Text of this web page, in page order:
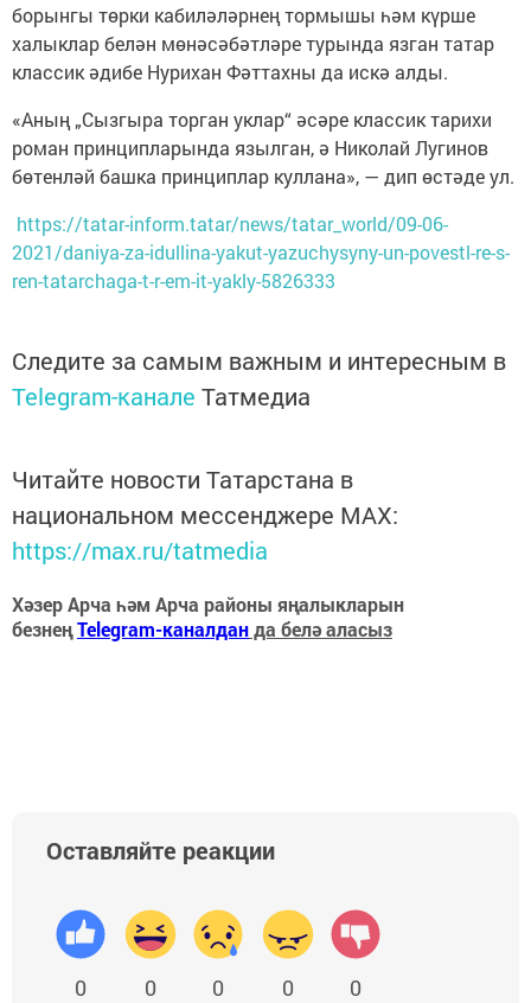
борынгы төрки кабиләләрнең тормышы һәм күрше
халыклар белән мөнәсәбәтләре турында язган татар
классик әдибе Нурихан Фәттахны да искә алды.
«Аның „Сызгыра торган уклар“ әсәре классик тарихи
роман принципларында язылган, ә Николай Лугинов
бөтенләй башка принциплар куллана», — дип өстәде ул.
https://tatar-inform.tatar/news/tatar_world/09-06-
2021/daniya-za-idullina-yakut-yazuchysyny-un-povestl-re-s-
ren-tatarchaga-t-r-em-it-yakly-5826333
Следите за самым важным и интересным в
Telegram-канале Татмедиа
Читайте новости Татарстана в
национальном мессенджере MАХ:
https://max.ru/tatmedia
Хәзер Арча һәм Арча районы яңалыкларын
безнеңTelegram-каналданда белә аласыз
Оставляйте реакции
0 0 0 0 0